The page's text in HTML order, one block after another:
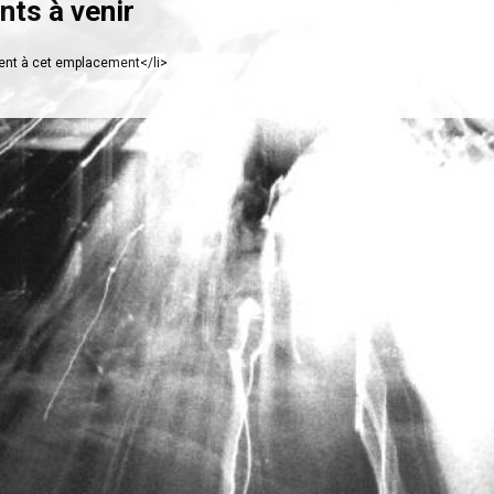
à venir
à cet emplacement</li>